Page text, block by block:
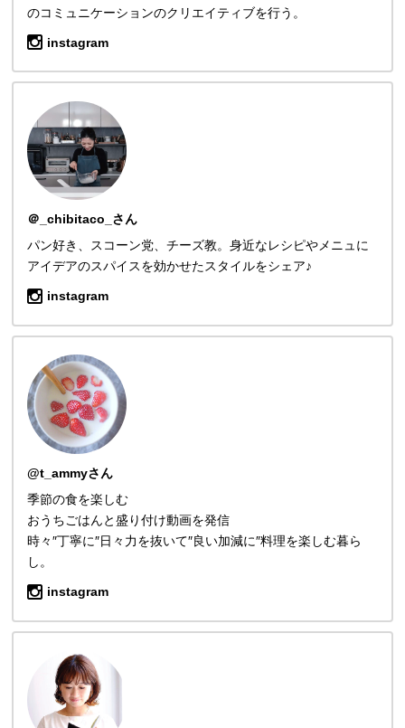
のコミュニケーションのクリエイティブを行う。
instagram
＠_chibitaco_さん
パン好き、スコーン党、チーズ教。身近なレシピやメニュに
アイデアのスパイスを効かせたスタイルをシェア♪
instagram
@t_ammyさん
季節の食を楽しむ
おうちごはんと盛り付け動画を発信
時々″丁寧に″日々力を抜いて″良い加減に″料理を楽しむ暮ら
し。
instagram